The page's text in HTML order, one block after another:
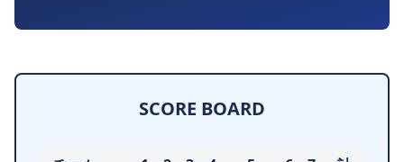
SCORE BOARD